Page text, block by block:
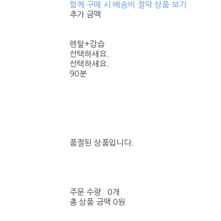
함께 구매 시 배송비 절약 상품 보기
추가 금액
렌탈+강습
선택하세요.
선택하세요.
90분
품절된 상품입니다.
주문 수량
0개
총 상품 금액 0원